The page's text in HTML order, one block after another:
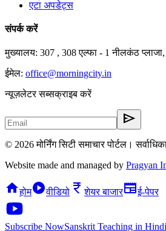
एटा अपडेट्स
संपर्क करें
मुख्यालय: 307 , 308 एल्फा - 1 नीलकंठ प्लाजा,
ईमेल: office@morningcity.in
न्यूज़लेटर सब्सक्राइब करें
send
© 2026 मोर्निंग सिटी समाचार पोर्टल।
Website made and managed by Pragyan
homeहोमplay_circleवीडियो currency_rupeeशेयर बाजारnewspaperई-पेपर
Subscribe NowSanskrit Teaching in Hindi